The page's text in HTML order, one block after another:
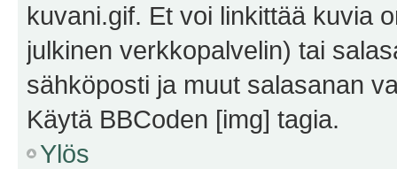
kuvani.gif. Et voi linkittää kuvia
julkinen verkkopalvelin) tai
sähköposti ja muut salasanan
Käytä BBCoden [img] tagia.
Ylös